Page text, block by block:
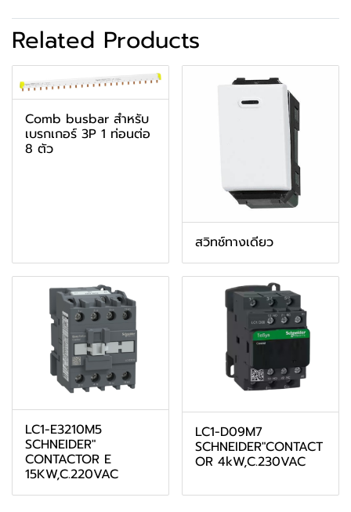
Related Products
Comb busbar สำหรับ
เบรกเกอร์ 3P 1 ท่อนต่อ
8 ตัว
สวิทช์ทางเดียว
LC1-E3210M5
SCHNEIDER"
CONTACTOR E
15KW,C.220VAC
LC1-D09M7
SCHNEIDER"CONTACT
OR 4kW,C.230VAC